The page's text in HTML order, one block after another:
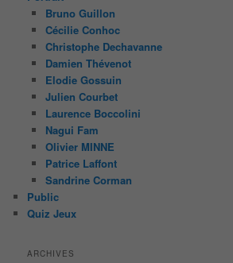
Bruno Guillon
Cécilie Conhoc
Christophe Dechavanne
Damien Thévenot
Elodie Gossuin
Julien Courbet
Laurence Boccolini
Nagui Fam
Olivier MINNE
Patrice Laffont
Sandrine Corman
Public
Quiz Jeux
ARCHIVES